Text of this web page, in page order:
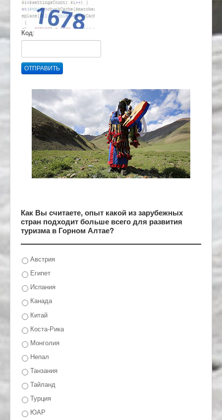
Код:
ОТПРАВИТЬ
Как Вы считаете, опыт какой из зарубежных
стран подходит больше всего для развития
туризма в Горном Алтае?
Австрия
Египет
Испания
Канада
Китай
Коста-Рика
Монголия
Непал
Танзания
Тайланд
Турция
ЮАР